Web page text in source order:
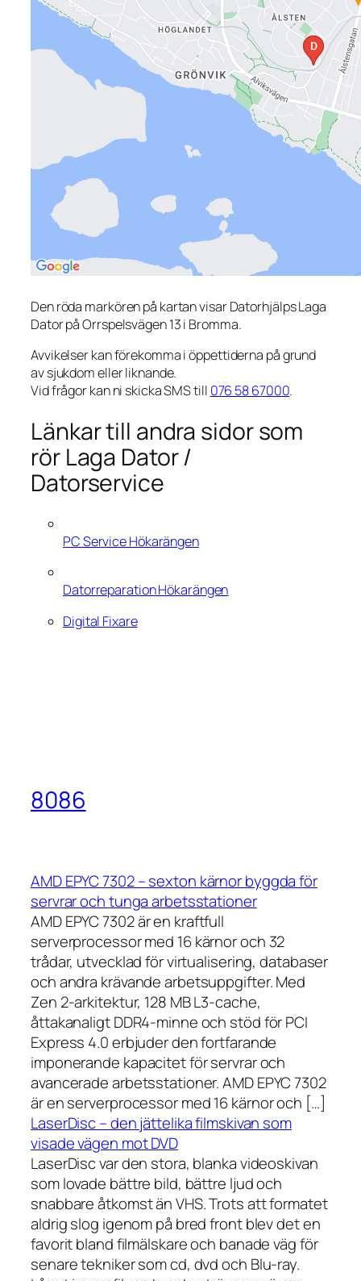
Den röda markören på kartan visar Datorhjälps Laga
Dator på Orrspelsvägen 13 i Bromma.
Avvikelser kan förekomma i öppettiderna på grund
av sjukdom eller liknande.
Vid frågor kan ni skicka SMS till 076 58 67000.
Länkar till andra sidor som
rör Laga Dator /
Datorservice
PC Service Hökarängen
Datorreparation Hökarängen
Digital Fixare
8086
AMD EPYC 7302 – sexton kärnor byggda för
servrar och tunga arbetsstationer
AMD EPYC 7302 är en kraftfull
serverprocessor med 16 kärnor och 32
trådar, utvecklad för virtualisering, databaser
och andra krävande arbetsuppgifter. Med
Zen 2-arkitektur, 128 MB L3-cache,
åttakanaligt DDR4-minne och stöd för PCI
Express 4.0 erbjuder den fortfarande
imponerande kapacitet för servrar och
avancerade arbetsstationer. AMD EPYC 7302
är en serverprocessor med 16 kärnor och […]
LaserDisc – den jättelika filmskivan som
visade vägen mot DVD
LaserDisc var den stora, blanka videoskivan
som lovade bättre bild, bättre ljud och
snabbare åtkomst än VHS. Trots att formatet
aldrig slog igenom på bred front blev det en
favorit bland filmälskare och banade väg för
senare tekniker som cd, dvd och Blu-ray.